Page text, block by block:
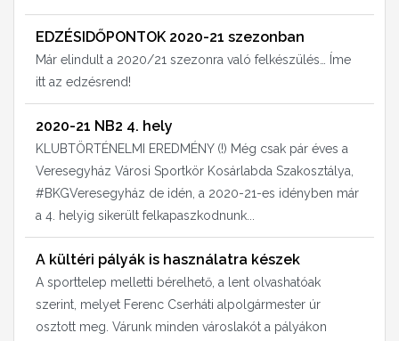
EDZÉSIDŐPONTOK 2020-21 szezonban
Már elindult a 2020/21 szezonra való felkészülés… Íme
itt az edzésrend!
2020-21 NB2 4. hely
KLUBTÖRTÉNELMI EREDMÉNY (!) Még csak pár éves a
Veresegyház Városi Sportkör Kosárlabda Szakosztálya,
#BKGVeresegyház de idén, a 2020-21-es idényben már
a 4. helyig sikerült felkapaszkodnunk...
A kültéri pályák is használatra készek
A sporttelep melletti bérelhető, a lent olvashatóak
szerint, melyet Ferenc Cserháti alpolgármester úr
osztott meg. Várunk minden városlakót a pályákon